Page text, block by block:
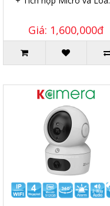
Giá: 1,600,000đ